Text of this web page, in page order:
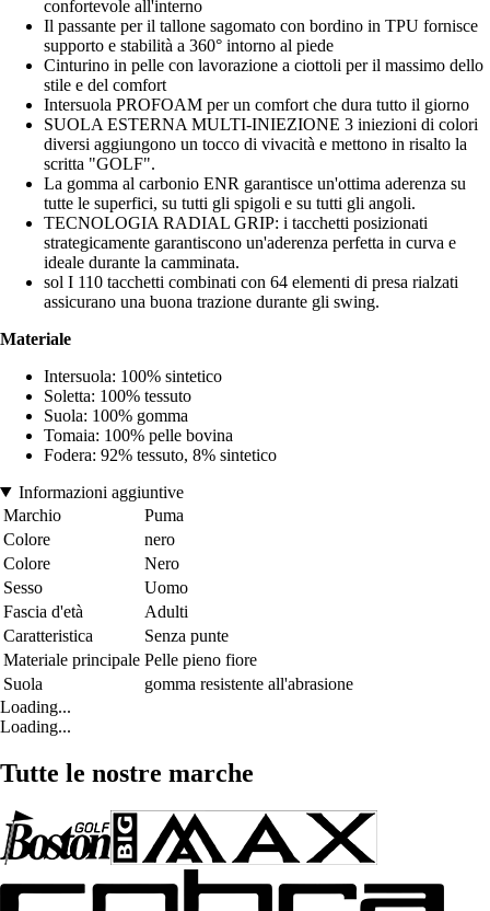
confortevole all'interno
Il passante per il tallone sagomato con bordino in TPU fornisce
supporto e stabilità a 360° intorno al piede
Cinturino in pelle con lavorazione a ciottoli per il massimo dello
stile e del comfort
Intersuola PROFOAM per un comfort che dura tutto il giorno
SUOLA ESTERNA MULTI-INIEZIONE 3 iniezioni di colori
diversi aggiungono un tocco di vivacità e mettono in risalto la
scritta "GOLF".
La gomma al carbonio ENR garantisce un'ottima aderenza su
tutte le superfici, su tutti gli spigoli e su tutti gli angoli.
TECNOLOGIA RADIAL GRIP: i tacchetti posizionati
strategicamente garantiscono un'aderenza perfetta in curva e
ideale durante la camminata.
sol I 110 tacchetti combinati con 64 elementi di presa rialzati
assicurano una buona trazione durante gli swing.
Materiale
Intersuola: 100% sintetico
Soletta: 100% tessuto
Suola: 100% gomma
Tomaia: 100% pelle bovina
Fodera: 92% tessuto, 8% sintetico
Informazioni aggiuntive
Marchio
Puma
Colore
nero
Colore
Nero
Sesso
Uomo
Fascia d'età
Adulti
Caratteristica
Senza punte
Materiale principale Pelle pieno fiore
Suola
gomma resistente all'abrasione
Loading...
Loading...
Tutte le nostre marche